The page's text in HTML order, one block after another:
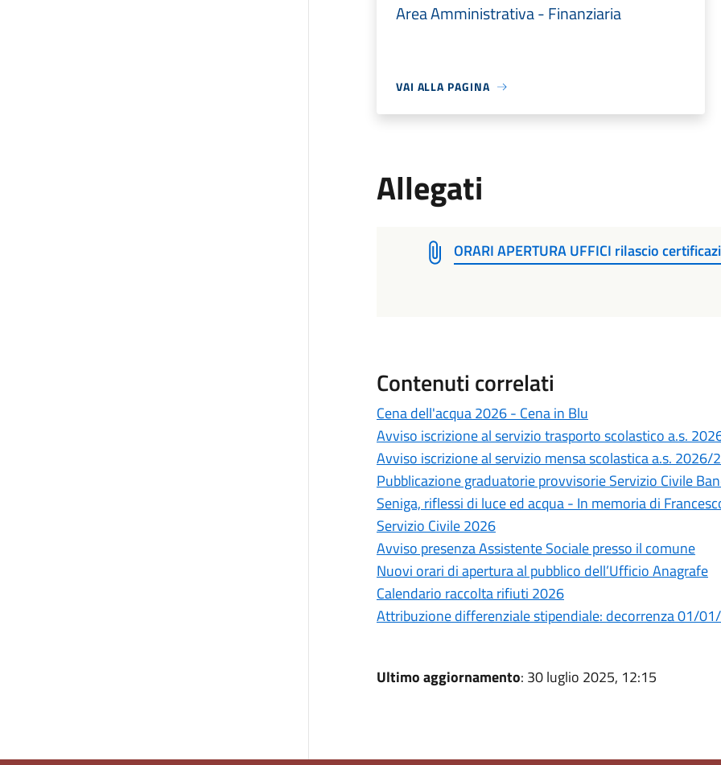
Area Amministrativa - Finanziaria
VAI ALLA PAGINA
Allegati
ORARI APERTURA UFFICI rilascio
Contenuti correlati
Cena dell'acqua 2026 - Cena in Blu
Avviso iscrizione al servizio trasporto scolastico a.s.
Avviso iscrizione al servizio mensa scolastica a.s. 2026/
Pubblicazione graduatorie provvisorie Servizio Civile
Seniga, riflessi di luce ed acqua - In memoria di
Servizio Civile 2026
Avviso presenza Assistente Sociale presso il comune
Nuovi orari di apertura al pubblico dell’Ufficio Anagrafe
Calendario raccolta rifiuti 2026
Attribuzione differenziale stipendiale: decorrenza 01/
Ultimo aggiornamento: 30 luglio 2025, 12:15